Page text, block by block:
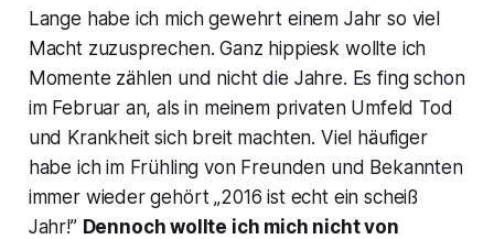
Lange habe ich mich gewehrt einem Jahr so viel
Macht zuzusprechen. Ganz hippiesk wollte ich
Momente zählen und nicht die Jahre. Es fing schon
im Februar an, als in meinem privaten Umfeld Tod
und Krankheit sich breit machten. Viel häufiger
habe ich im Frühling von Freunden und Bekannten
immer wieder gehört „2016 ist echt ein scheiß
Jahr!” Dennoch wollte ich mich nicht von